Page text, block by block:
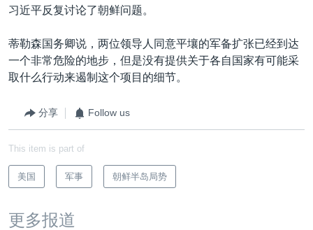
习近平反复讨论了朝鲜问题。
蒂勒森国务卿说，两位领导人同意平壤的军备扩张已经到达
一个非常危险的地步，但是没有提供关于各自国家有可能采
取什么行动来遏制这个项目的细节。
分享 Follow us
This item is part of
美国 军事 朝鲜半岛局势
更多报道